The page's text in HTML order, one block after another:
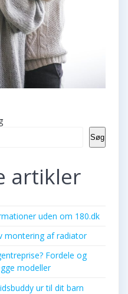
Søg
artikler
uden om 180.dk
montering af radiator
Fordele og
modeller
ur til dit barn